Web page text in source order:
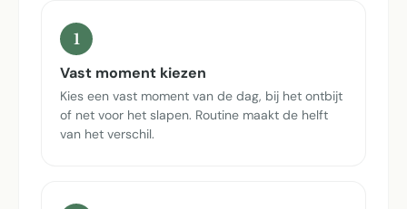
1
Vast moment kiezen
Kies een vast moment van de dag, bij het ontbijt
of net voor het slapen. Routine maakt de helft
van het verschil.